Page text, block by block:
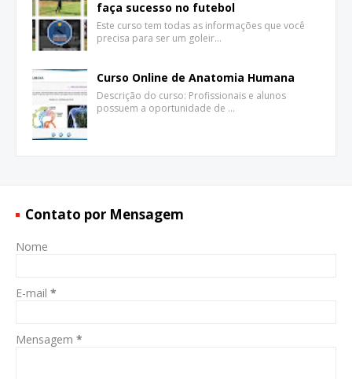
faça sucesso no futebol
Este curso tem todas as informações que você
precisa para ser um goleir…
Curso Online de Anatomia Humana
Descrição do curso: Profissionais e alunos
possuem a oportunidade de …
Contato por Mensagem
Nome
E-mail *
Mensagem *